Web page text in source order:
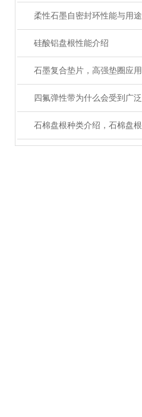
柔性石墨自密封环性能与用途
硅酸铝盘根性能介绍